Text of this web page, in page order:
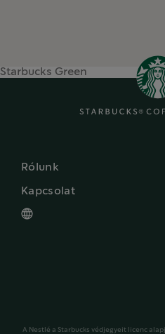
Starbucks Green
Rólunk
Kapcsolat
A Nestlé a Starbucks védjegyeit licenc